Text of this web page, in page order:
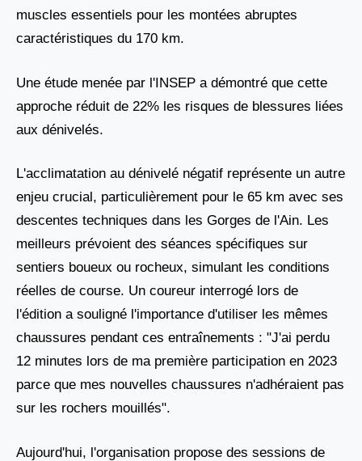
muscles essentiels pour les montées abruptes
caractéristiques du 170 km.
Une étude menée par l'INSEP a démontré que cette
approche réduit de 22% les risques de blessures liées
aux dénivelés.
L'acclimatation au dénivelé négatif représente un autre
enjeu crucial, particulièrement pour le 65 km avec ses
descentes techniques dans les Gorges de l'Ain. Les
meilleurs prévoient des séances spécifiques sur
sentiers boueux ou rocheux, simulant les conditions
réelles de course. Un coureur interrogé lors de
l'édition a souligné l'importance d'utiliser les mêmes
chaussures pendant ces entraînements : "J'ai perdu
12 minutes lors de ma première participation en 2023
parce que mes nouvelles chaussures n'adhéraient pas
sur les rochers mouillés".
Aujourd'hui, l'organisation propose des sessions de